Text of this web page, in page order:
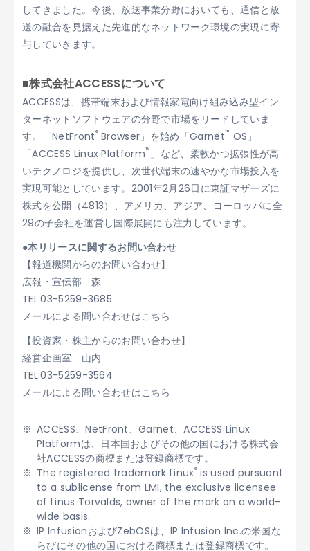
してきました。今後、放送事業分野においても、通信と放
送の融合を見据えた先進的なネットワーク環境の実現に寄
与していきます。
■株式会社ACCESSについて
ACCESSは、携帯端末および情報家電向け組み込み型イン
ターネットソフトウェアの分野で市場をリードしていま
す。「NetFront®Browser」を始め「Garnet™ OS」
「ACCESS Linux Platform™ 」など、柔軟かつ拡張性が高
いテクノロジを提供し、次世代端末の速やかな市場投入を
実現可能としています。2001年2月26日に東証マザーズに
株式を公開（4813）、アメリカ、アジア、ヨーロッパに全
29の子会社を運営し国際展開にも注力しています。
●本リリースに関するお問い合わせ
【報道機関からのお問い合わせ】
広報・宣伝部 森
TEL:03-5259-3685
メールによる問い合わせはこちら
【投資家・株主からのお問い合わせ】
経営企画室 山内
TEL:03-5259-3564
メールによる問い合わせはこちら
ACCESS、NetFront、Garnet、ACCESS Linux
Platformは、日本国およびその他の国における株式会
社ACCESSの商標または登録商標です。
The registered trademark Linux®is used pursuant
to a sublicense from LMI, the exclusive licensee
of Linus Torvalds, owner of the mark on a world-
wide basis.
IP InfusionおよびZebOSは、IP Infusion Inc.の米国な
らびにその他の国における商標または登録商標です。